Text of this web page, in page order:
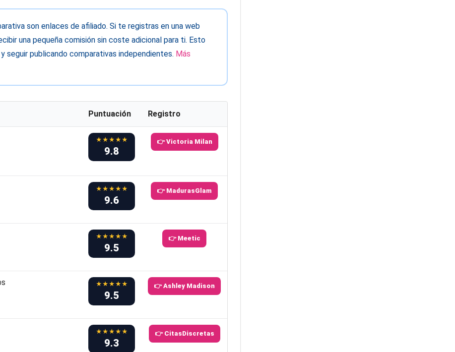
son enlaces de afiliado. Si te registras en una web
una pequeña comisión sin coste adicional para ti. Esto
seguir publicando comparativas independientes. Más
Puntuación Registro
★★★★★
9.8
👉 Victoria Milan
★★★★★
9.6
👉 MadurasGlam
★★★★★
9.5
👉 Meetic
★★★★★
9.5
👉 Ashley Madison
★★★★★
9.3
👉 CitasDiscretas